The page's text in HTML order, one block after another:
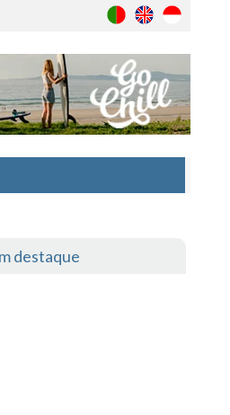
destaque